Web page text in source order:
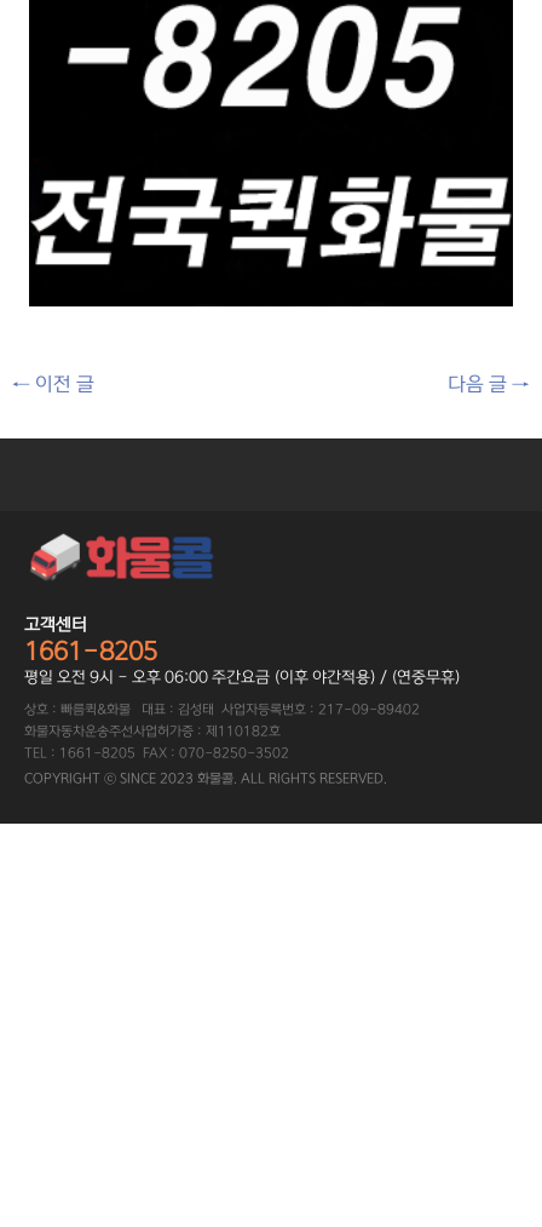
← 이전 글 다음 글 →
고객센터
1661-8205
평일 오전 9시 - 오후 06:00 주간요금 (이후 야간적용) / (연중무휴)
상호 : 빠름퀵&화물 대표 : 김성태 사업자등록번호 : 217-09-89402
화물자동차운송주선사업허가증 : 제110182호
TEL : 1661-8205 FAX : 070-8250-3502
COPYRIGHT ⓒ SINCE 2023 화물콜. ALL RIGHTS RESERVED.